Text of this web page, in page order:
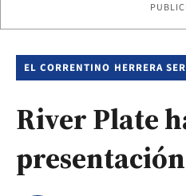
EL CORRENTINO HERRERA
River Plate